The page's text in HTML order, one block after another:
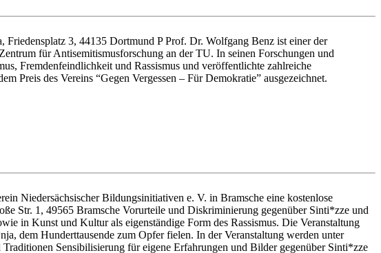
3, 44135 Dortmund P Prof. Dr. Wolfgang Benz ist einer der
für Antisemitismusforschung an der TU. In seinen Forschungen und
Fremdenfeindlichkeit und Rassismus und veröffentlichte zahlreiche
Preis des Vereins “Gegen Vergessen – Für Demokratie” ausgezeichnet.
Niedersächsischer Bildungsinitiativen e. V. in Bramsche eine kostenlose
Str. 1, 49565 Bramsche Vorurteile und Diskriminierung gegenüber Sinti*zze und
in Kunst und Kultur als eigenständige Form des Rassismus. Die Veranstaltung
dem Hunderttausende zum Opfer fielen. In der Veranstaltung werden unter
Sensibilisierung für eigene Erfahrungen und Bilder gegenüber Sinti*zze